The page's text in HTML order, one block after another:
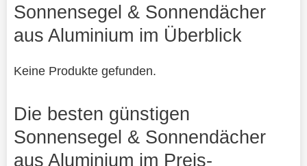
Sonnensegel & Sonnendächer
aus Aluminium im Überblick
Keine Produkte gefunden.
Die besten günstigen
Sonnensegel & Sonnendächer
aus Aluminium im Preis-